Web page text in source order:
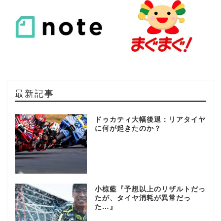
最新記事
ドゥカティ大幅後退：リアタイヤ
に何が起きたのか？
小椋藍『予想以上のリザルトだっ
たが、タイヤ消耗が異常だっ
た…』